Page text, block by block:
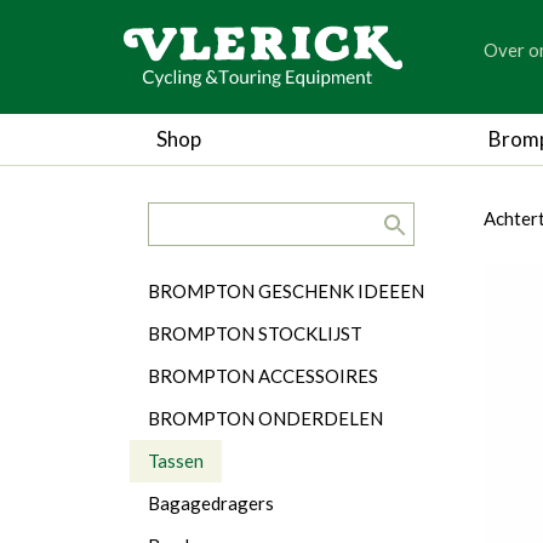
Over
Shop
Categorieën
BROMPTON GESCHENK IDEEEN
BROMPTON STOCKLIJST
BROMPTON ACCESSOIRES
BROMPTON ONDERDELEN
Tassen
Bagagedragers